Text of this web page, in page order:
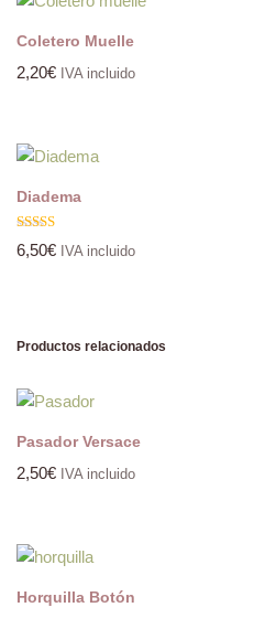
Coletero Muelle
2,20€ IVA incluido
Diadema
Valorado
con
6,50€ IVA incluido
Productos relacionados
Pasador Versace
2,50€ IVA incluido
Horquilla Botón